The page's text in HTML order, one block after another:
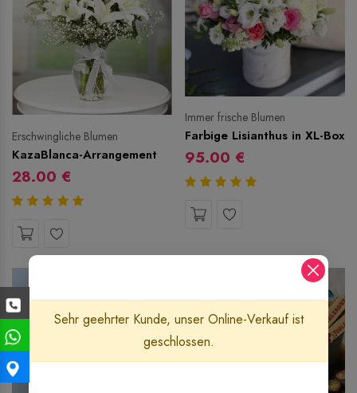
Erschwingliche Blumen
KazaBlanca-Arrangement
28.00 €
Immer frische Blumen
Farbige Lisianthus in XL-Box
95.00 €
Sehr geehrter Kunde, unser Online-Verkauf ist
geschlossen.